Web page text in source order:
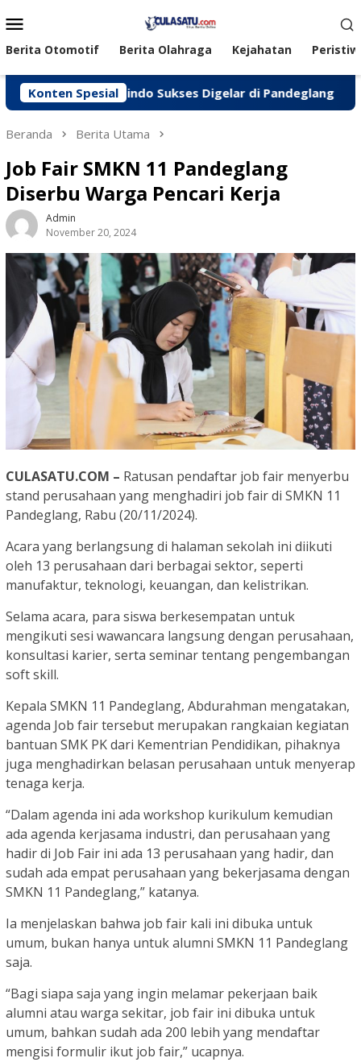
ke
kontenMobile
Berita Otomotif Berita Olahraga Kejahatan
Konten Spesial
Jasindo Sukses Digelar di Pandeglang ‎Polres
Beranda Berita Utama
Job Fair SMKN 11 Pandeglang
Diserbu Warga Pencari Kerja
Admin
November 20, 2024
CULASATU.COM – Ratusan pendaftar job fair menyerbu
stand perusahaan yang menghadiri job fair di SMKN 11
Pandeglang, Rabu (20/11/2024).
Acara yang berlangsung di halaman sekolah ini diikuti
oleh 13 perusahaan dari berbagai sektor, seperti
manufaktur, teknologi, keuangan, dan kelistrikan.
Selama acara, para siswa berkesempatan untuk
mengikuti sesi wawancara langsung dengan perusahaan,
konsultasi karier, serta seminar tentang pengembangan
soft skill.
Kepala SMKN 11 Pandeglang, Abdurahman mengatakan,
agenda Job fair tersebut merupakan rangkaian kegiatan
bantuan SMK PK dari Kementrian Pendidikan, pihaknya
juga menghadirkan belasan perusahaan untuk menyerap
tenaga kerja.
“Dalam agenda ini ada workshop kurikulum kemudian
ada agenda kerjasama industri, dan perusahaan yang
hadir di Job Fair ini ada 13 perusahaan yang hadir, dan
sudah ada empat perusahaan yang bekerjasama dengan
SMKN 11 Pandeglang,” katanya.
Ia menjelaskan bahwa job fair kali ini dibuka untuk
umum, bukan hanya untuk alumni SMKN 11 Pandeglang
saja.
“Bagi siapa saja yang ingin melamar pekerjaan baik
alumni atau warga sekitar, job fair ini dibuka untuk
umum, bahkan sudah ada 200 lebih yang mendaftar
mengisi formulir ikut job fair,” ucapnya.